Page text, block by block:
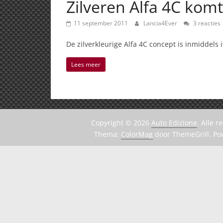
Zilveren Alfa 4C
11 september 2011 Lancia4Ever 3 reacties
De zilverkleurige Alfa 4C concept is inmiddels
Lees meer
Copyright © 2026 Auto Edizione. Alle
Thema: ColorMag door ThemeGrill.